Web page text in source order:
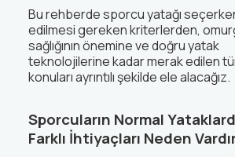
Bu rehberde sporcu yatağı
edilmesi gereken kriterlerden,
sağlığının önemine ve doğru yatak
teknolojilerine kadar merak edilen
konuları ayrıntılı şekilde ele alacağız.
Sporcuların Normal
Farklı İhtiyaçları Neden